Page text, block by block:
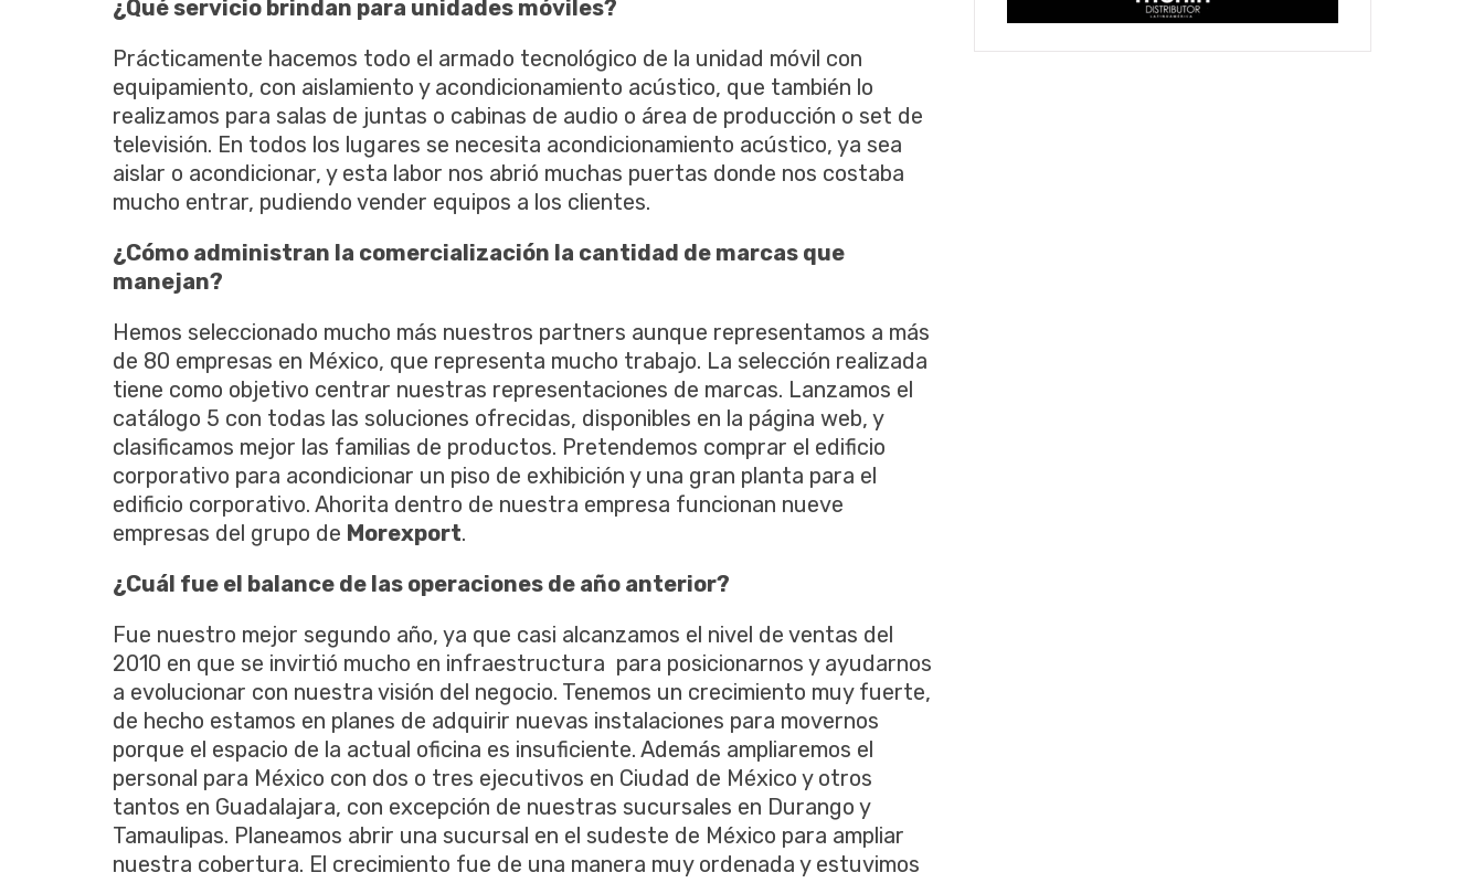
¿Qué servicio brindan para unidades móviles?
Prácticamente hacemos todo el armado tecnológico de la unidad móvil con
equipamiento, con aislamiento y acondicionamiento acústico, que también lo
realizamos para salas de juntas o cabinas de audio o área de producción o set de
televisión. En todos los lugares se necesita acondicionamiento acústico, ya sea
aislar o acondicionar, y esta labor nos abrió muchas puertas donde nos costaba
mucho entrar, pudiendo vender equipos a los clientes.
¿Cómo administran la comercialización la cantidad de marcas que
manejan?
Hemos seleccionado mucho más nuestros partners aunque representamos a más
de 80 empresas en México, que representa mucho trabajo. La selección realizada
tiene como objetivo centrar nuestras representaciones de marcas. Lanzamos el
catálogo 5 con todas las soluciones ofrecidas, disponibles en la página web, y
clasificamos mejor las familias de productos. Pretendemos comprar el edificio
corporativo para acondicionar un piso de exhibición y una gran planta para el
edificio corporativo. Ahorita dentro de nuestra empresa funcionan nueve
empresas del grupo de Morexport.
¿Cuál fue el balance de las operaciones de año anterior?
Fue nuestro mejor segundo año, ya que casi alcanzamos el nivel de ventas del
2010 en que se invirtió mucho en infraestructura para posicionarnos y ayudarnos
a evolucionar con nuestra visión del negocio. Tenemos un crecimiento muy fuerte,
de hecho estamos en planes de adquirir nuevas instalaciones para movernos
porque el espacio de la actual oficina es insuficiente. Además ampliaremos el
personal para México con dos o tres ejecutivos en Ciudad de México y otros
tantos en Guadalajara, con excepción de nuestras sucursales en Durango y
Tamaulipas. Planeamos abrir una sucursal en el sudeste de México para ampliar
nuestra cobertura. El crecimiento fue de una manera muy ordenada y estuvimos